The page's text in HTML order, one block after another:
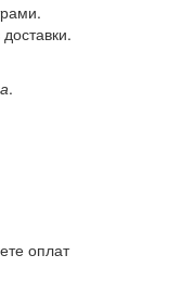
.
оплат